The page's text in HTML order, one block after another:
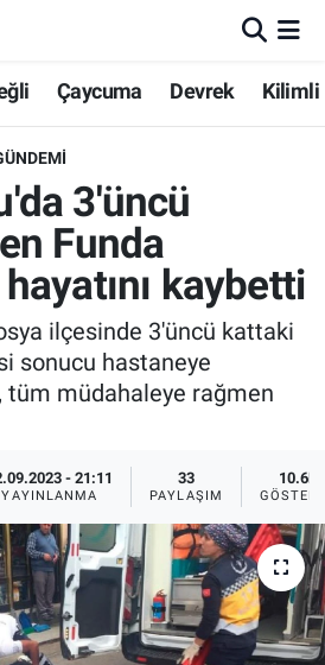
Çaycuma Devrek Kilimli
3'üncü
Funda
kaybetti
ilçesinde 3'üncü kattaki
sonucu hastaneye
tüm müdahaleye rağmen
- 21:11
YAYINLANMA
33
PAYLAŞIM
10.6K
Eczaneler
Vakitleri
Yoğunluk Haritası
ve Fikstür